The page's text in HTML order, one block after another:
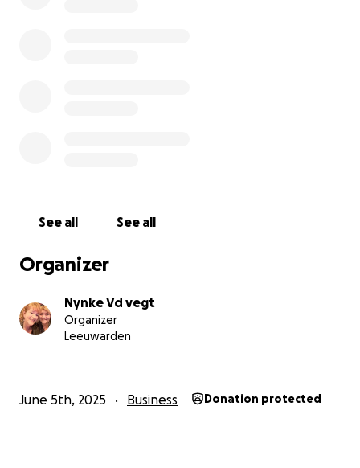
See all See all
Organizer
Nynke Vd vegt
Organizer
Leeuwarden
June 5th, 2025 Business Donation protected